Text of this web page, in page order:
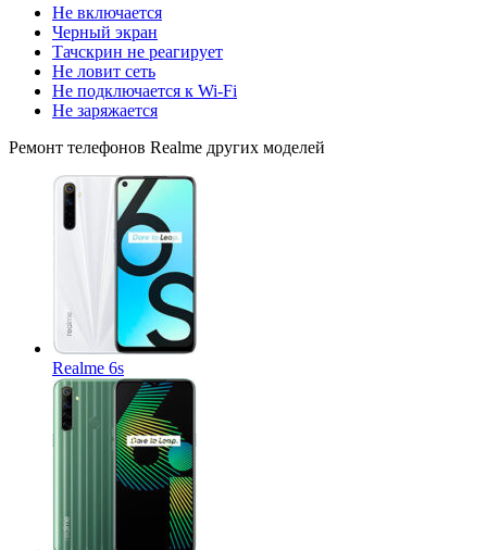
Не включается
Черный экран
Тачскрин не реагирует
Не ловит сеть
Не подключается к Wi-Fi
Не заряжается
Ремонт телефонов Realme других моделей
Realme 6s